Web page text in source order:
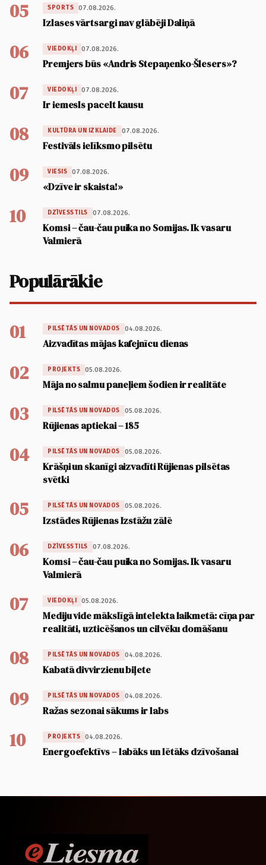
05 SPORTS 07.08.2026.
Izlases vārtsargi nav glābēji Daliņā
06 VIEDOKĻI 07.08.2026.
Premjers būs «Andris Stepaņenko-Šlesers»?
07 VIEDOKĻI 07.08.2026.
Ir iemesls pacelt kausu
08 KULTŪRA UN IZKLAIDE 07.08.2026.
Festivāls ielīksmo pilsētu
09 VIESIS 07.08.2026.
«Dzīve ir skaista!»
10 DZĪVESSTILS 07.08.2026.
Komsi – čau-čau puika no Somijas. Ik vasaru
Valmierā
Populārākie
01 PILSĒTĀS UN NOVADOS 04.08.2026.
Aizvadītas mājas kafejnīcu dienas
02 PROJEKTS 05.08.2026.
Māja no salmu paneļiem šodien ir realitāte
03 PILSĒTĀS UN NOVADOS 05.08.2026.
Rūjienas aptiekai – 185
04 PILSĒTĀS UN NOVADOS 05.08.2026.
Krāšņi un skanīgi aizvadīti Rūjienas pilsētas
svētki
05 PILSĒTĀS UN NOVADOS 05.08.2026.
Izstādes Rūjienas Izstāžu zālē
06 DZĪVESSTILS 07.08.2026.
Komsi – čau-čau puika no Somijas. Ik vasaru
Valmierā
07 VIEDOKĻI 05.08.2026.
Mediju vide mākslīgā intelekta laikmetā: cīņa par
realitāti, uzticēšanos un cilvēku domāšanu
08 PILSĒTĀS UN NOVADOS 04.08.2026.
Kabatā divvirzienu biļete
09 PILSĒTĀS UN NOVADOS 04.08.2026.
Ražas sezonai sākums ir labs
10 PROJEKTS 04.08.2026.
Energoefektīvs – labāks un lētāks dzīvošanai